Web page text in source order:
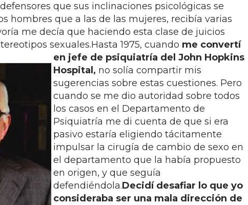
que sus inclinaciones psicológicas se
hombres que a las de las mujeres, recibía varias
me decía que haciendo esta clase de juicios
sexuales.Hasta 1975, cuando me convertí
en jefe de psiquiatría del John Hopkins
Hospital, no solía compartir mis
sugerencias sobre estas cuestiones. Pero
cuando se me dio autoridad sobre todos
los casos en el Departamento de
Psiquiatría me di cuenta de que si era
pasivo estaría eligiendo tácitamente
impulsar la cirugía de cambio de sexo en
el departamento que la había propuesto
en origen, y que seguía
defendiéndola.Decidí desafiar lo que yo
consideraba ser una mala dirección de